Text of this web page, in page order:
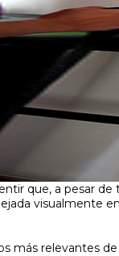
que, a pesar de
visualmente
más relevantes